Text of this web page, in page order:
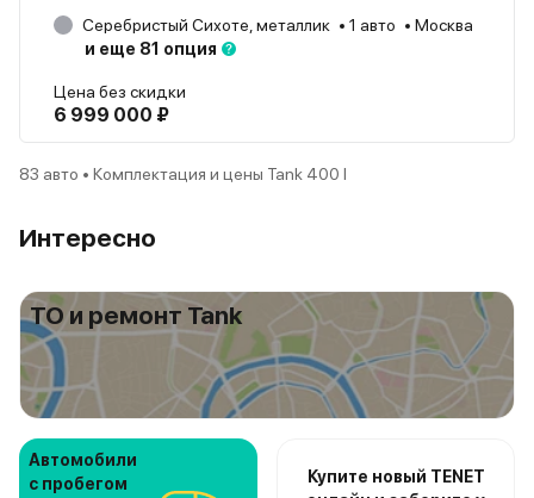
Серебристый Сихоте, металлик 1 авто Москва
и еще 81 опция
Цена без скидки
6 999 000 ₽
83 авто • Комплектация и цены Tank 400 I
Интересно
ТО и ремонт Tank
Автомобили
с пробегом
Купите новый TENET